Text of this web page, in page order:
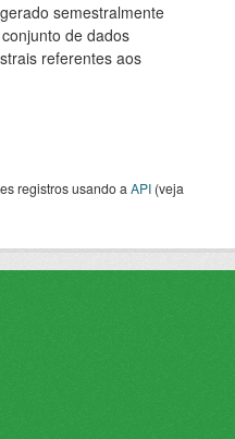
semestralmente
de dados
referentes aos
registros usando a API (veja